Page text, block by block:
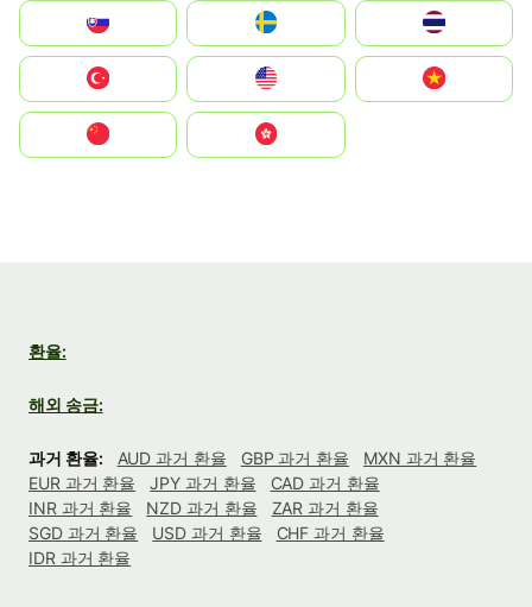
United States
中國香港特別行政區
환율:
해외 송금:
과거 환율: AUD 과거 환율 GBP 과거 환율
MXN 과거 환율
EUR 과거 환율
JPY 과거 환율
CAD 과거 환율
INR 과거 환율
NZD 과거 환율
ZAR 과거 환율
SGD 과거 환율
USD 과거 환율
CHF 과거 환율
IDR 과거 환율